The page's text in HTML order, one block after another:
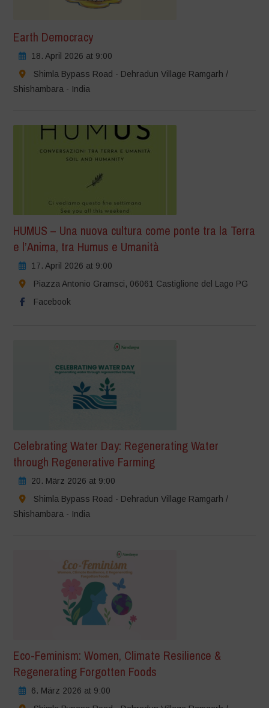
Earth Democracy
18. April 2026 at 9:00
Shimla Bypass Road - Dehradun Village Ramgarh /
Shishambara - India
HUMUS – Una nuova cultura come ponte tra la Terra
e l’Anima, tra Humus e Umanità
17. April 2026 at 9:00
Piazza Antonio Gramsci, 06061 Castiglione del Lago PG
Facebook
Celebrating Water Day: Regenerating Water
through Regenerative Farming
20. März 2026 at 9:00
Shimla Bypass Road - Dehradun Village Ramgarh /
Shishambara - India
Eco-Feminism: Women, Climate Resilience &
Regenerating Forgotten Foods
6. März 2026 at 9:00